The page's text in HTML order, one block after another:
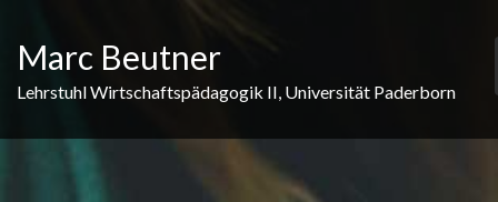
o
Marc Beutner
Lehrstuhl Wirtschaftspädagogik II, Universität Paderborn